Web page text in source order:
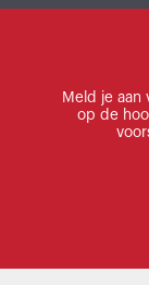
Meld je aan
op de